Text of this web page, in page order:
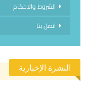
الشروط والاحكام
اتصل بنا
النشرة الإخبارية